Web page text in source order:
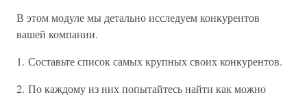
В этом модуле мы детально исследуем конкурентов
вашей компании.
1. Составьте список самых крупных своих конкурентов.
2. По каждому из них попытайтесь найти как можно